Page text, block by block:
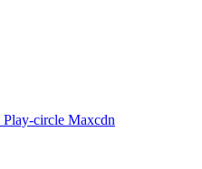
Play-circle Maxcdn